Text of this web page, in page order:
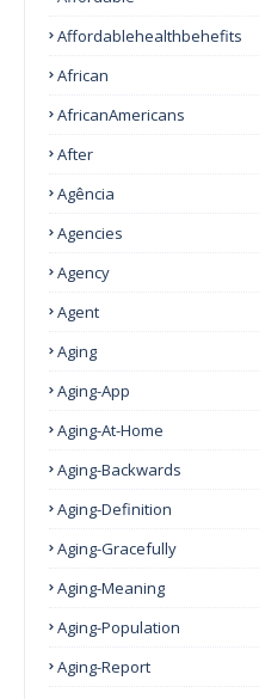
Affordablehealthbehefits
African
AfricanAmericans
After
Agência
Agencies
Agency
Agent
Aging
Aging-App
Aging-At-Home
Aging-Backwards
Aging-Definition
Aging-Gracefully
Aging-Meaning
Aging-Population
Aging-Report